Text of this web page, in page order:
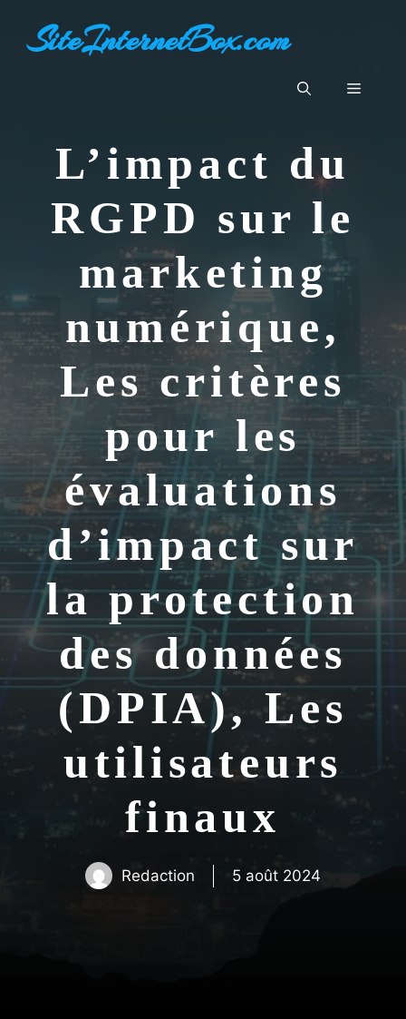
contenuSiteInternetBox.com
Menu
L’impact du
RGPD sur le
marketing
numérique,
Les critères
pour les
évaluations
d’impact sur
la protection
des données
(DPIA), Les
utilisateurs
finaux
Redaction 5 août 2024